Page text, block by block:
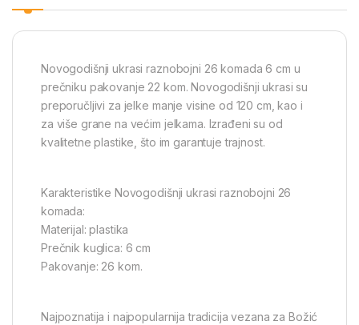
Novogodišnji ukrasi raznobojni 26 komada 6 cm u
prečniku pakovanje 22 kom. Novogodišnji ukrasi su
preporučljivi za jelke manje visine od 120 cm, kao i
za više grane na većim jelkama. Izrađeni su od
kvalitetne plastike, što im garantuje trajnost.
Karakteristike Novogodišnji ukrasi raznobojni 26
komada:
Materijal: plastika
Prečnik kuglica: 6 cm
Pakovanje: 26 kom.
Najpoznatija i najpopularnija tradicija vezana za Božić